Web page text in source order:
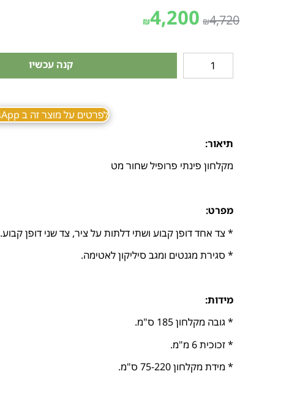
₪4,720
₪4,200
קנה עכשיו
לפרטים על מוצר זה ב WhatsApp
תיאור:
מקלחון פינתי פרופיל שחור מט
מפרט:
* צד אחד דופן קבוע ושתי דלתות על ציר, צד שני דופן קבוע.
* סגירת מגנטים ומגב סיליקון לאטימה.
מידות:
* גובה מקלחון 185 ס"מ.
* זכוכית 6 מ"מ.
* מידת מקלחון 75-220 ס"מ.